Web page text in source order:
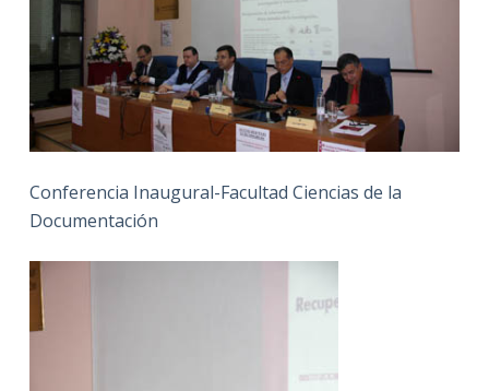
Conferencia Inaugural-Facultad Ciencias de la
Documentación